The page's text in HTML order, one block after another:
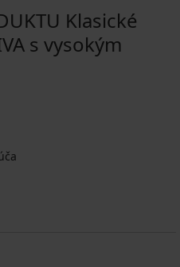
Klasické
s vysokým